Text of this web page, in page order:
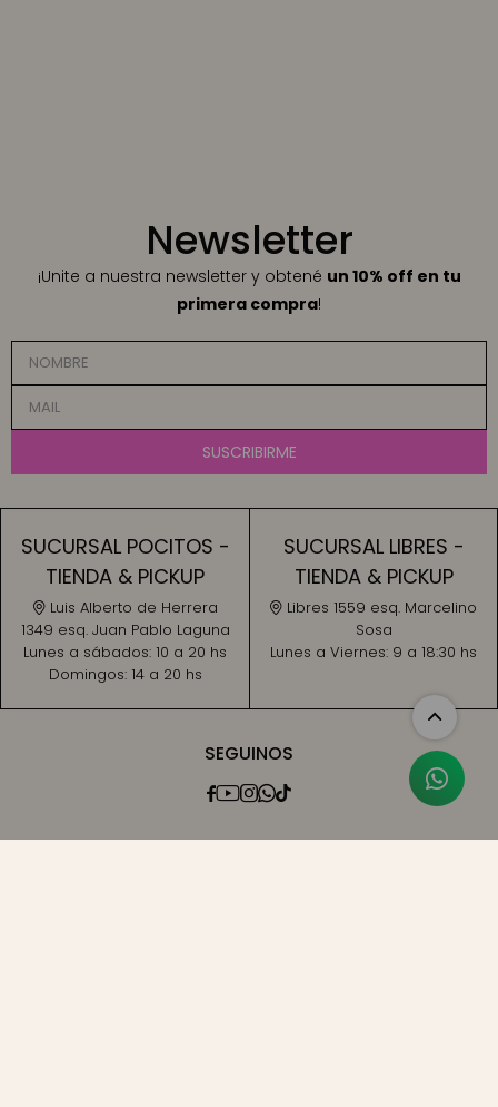
SEGUINOS

Newsletter
¡Unite a nuestra newsletter y obtené un 10% off en tu
primera compra!
SUSCRIBIRME
SUCURSAL POCITOS -
TIENDA & PICKUP
Luis Alberto de Herrera
1349 esq. Juan Pablo Laguna
Lunes a sábados: 10 a 20 hs
Domingos: 14 a 20 hs
SUCURSAL LIBRES -
TIENDA & PICKUP
Libres 1559 esq. Marcelino
Sosa
Lunes a Viernes: 9 a 18:30 hs